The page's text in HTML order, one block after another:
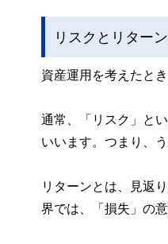
リスクとリター
資産運用を考えたと
通常、「リスク」と
いいます。つまり、
リターンとは、見返
界では、「損失」の